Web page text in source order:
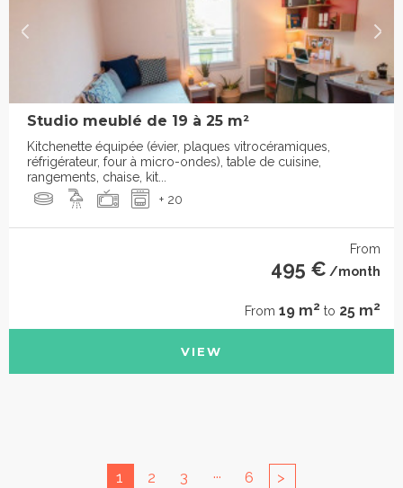
Studio meublé de 19 à 25 m²
Kitchenette équipée (évier, plaques vitrocéramiques,
réfrigérateur, four à micro-ondes), table de cuisine,
rangements, chaise, kit...
+ 20
From
495 € /month
From 19 m2 to 25 m2
VIEW
1 2 3 ... 6 >